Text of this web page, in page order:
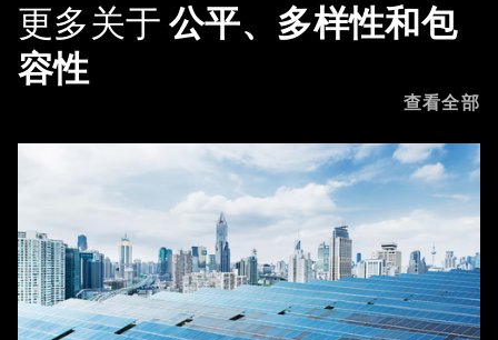
更多关于 公平、多样性和包
容性
查看全部